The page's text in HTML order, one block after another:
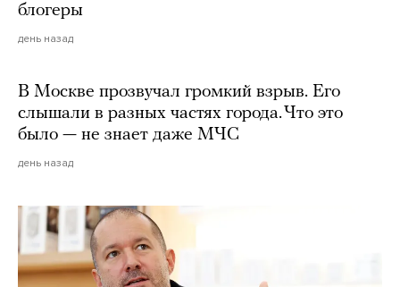
блогеры
день назад
В Москве прозвучал громкий взрыв. Его
слышали в разных частях города. Что это
было — не знает даже МЧС
день назад